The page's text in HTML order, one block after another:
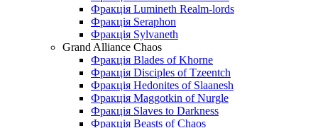
Фракція Lumineth Realm-lords
Фракція Seraphon
Фракція Sylvaneth
Grand Alliance Chaos
Фракція Blades of Khorne
Фракція Disciples of Tzeentch
Фракція Hedonites of Slaanesh
Фракція Maggotkin of Nurgle
Фракція Slaves to Darkness
Фракція Beasts of Chaos